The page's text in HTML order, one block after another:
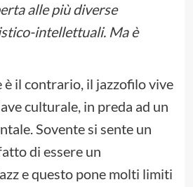
alle più diverse
intellettuali. Ma è
è il contrario, il jazzofilo vive
culturale, in preda ad un
Sovente si sente un
di essere un
e questo pone molti limiti